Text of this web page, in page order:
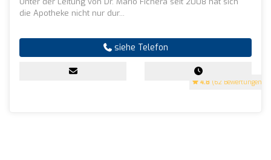
4.8 (62 Bewertungen)
die Apotheke nicht nur dur...
siehe Telefon